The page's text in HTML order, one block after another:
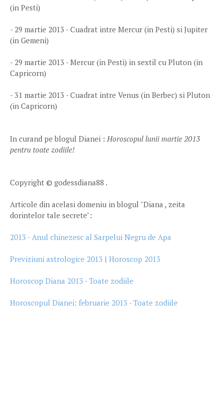
(in Pesti)
- 29 martie 2013 - Cuadrat intre Mercur (in Pesti) si Jupiter
(in Gemeni)
- 29 martie 2013 - Mercur (in Pesti) in sextil cu Pluton (in
Capricorn)
- 31 martie 2013 - Cuadrat intre Venus (in Berbec) si Pluton
(in Capricorn)
In curand pe blogul Dianei : Horoscopul lunii martie 2013
pentru toate zodiile!
Copyright © godessdiana88 .
Articole din acelasi domeniu in blogul "Diana , zeita
dorintelor tale secrete":
2013 - Anul chinezesc al Sarpelui Negru de Apa
Previziuni astrologice 2013 | Horoscop 2013
Horoscop Diana 2013 - Toate zodiile
Horoscopul Dianei: februarie 2013 - Toate zodiile